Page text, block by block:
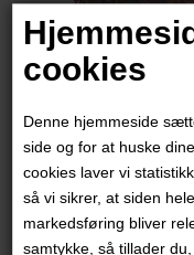
cookies
Denne hjemmeside
side og for at huske
cookies laver vi
så vi sikrer, at siden
markedsføring bliver
samtykke, så tillader